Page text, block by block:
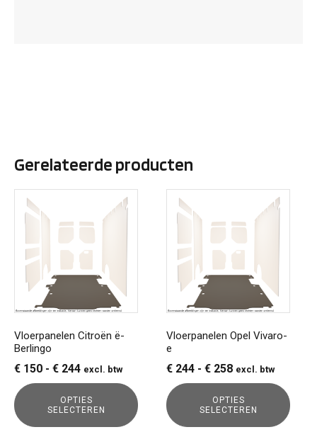
Gerelateerde producten
Vloerpanelen Citroën ë-
Berlingo
€ 150 - € 244Prijsklasse:
€ 150
tot
excl. btw
OPTIES
SELECTEREN
product
meerdere
variaties.
Deze
kan
gekozen
worden
op
de
productpagina
Vloerpanelen Opel Vivaro-
e
€ 244 - € 258Prijsklasse:
€ 244
tot
excl. btw
OPTIES
SELECTEREN
product
meerdere
variaties.
Deze
kan
gekozen
worden
op
de
productpagina